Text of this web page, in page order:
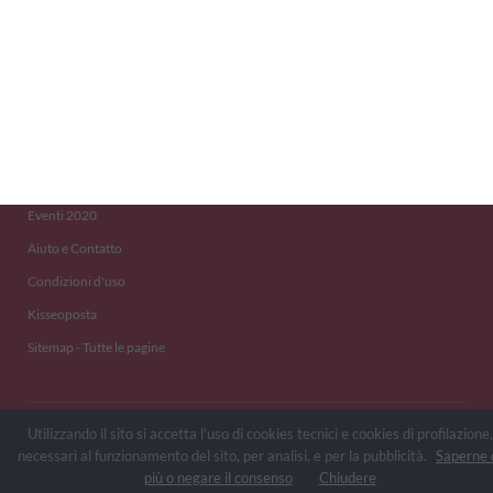
Eventi 2020
Aiuto e Contatto
Condizioni d'uso
Kisseoposta
Sitemap - Tutte le pagine
Utilizzando il sito si accetta l'uso di cookies tecnici e cookies di profilazione,
necessari al funzionamento del sito, per analisi, e per la pubblicità.
Saperne
più o negare il consenso
Chiudere